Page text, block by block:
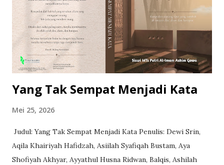
Ketersediaan Buku: Tersedia
=========================================================
============ KATA PENGANTAR Puji syukur kami panjatkan
ke hadirat Allah Swt. atas limpahan rahmat dan hidayah-
Nya, sehingga buku yang berjudul Kawasan Penelitian
Pendidikan ...
Yang Tak Sempat Menjadi Kata
Mei 25, 2026
Judul: Yang Tak Sempat Menjadi Kata Penulis: Dewi Srin,
Aqila Khairiyah Hafidzah, Asiilah Syafiqah Bustam, Aya
Shofiyah Akhyar, Ayyathul Husna Ridwan, Balqis, Ashilah